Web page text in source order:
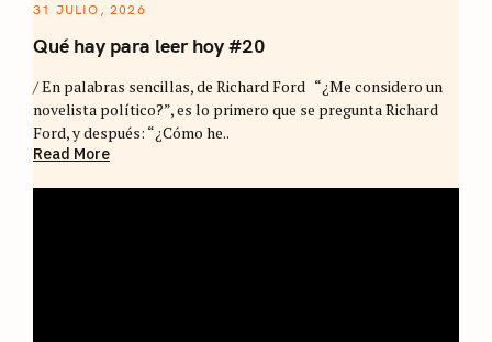
31 JULIO, 2026
Qué hay para leer hoy #20
/ En palabras sencillas, de Richard Ford “¿Me considero un
novelista político?”, es lo primero que se pregunta Richard
Ford, y después: “¿Cómo he..
Read More